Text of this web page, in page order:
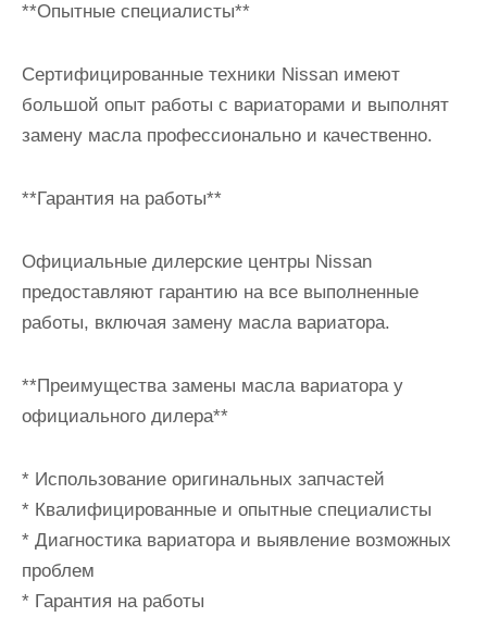
**Опытные специалисты**
Сертифицированные техники Nissan имеют
большой опыт работы с вариаторами и выполнят
замену масла профессионально и качественно.
**Гарантия на работы**
Официальные дилерские центры Nissan
предоставляют гарантию на все выполненные
работы, включая замену масла вариатора.
**Преимущества замены масла вариатора у
официального дилера**
* Использование оригинальных запчастей
* Квалифицированные и опытные специалисты
* Диагностика вариатора и выявление возможных
проблем
* Гарантия на работы